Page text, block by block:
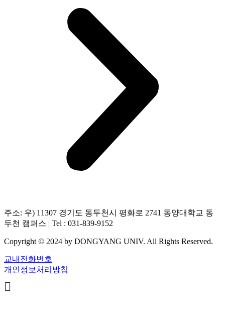
주소: 우) 11307 경기도 동두천시 평화로 2741 동양대학교 동
두천 캠퍼스 | Tel : 031-839-9152
Copyright © 2024 by DONGYANG UNIV. All Rights Reserved.
교내전화번호
개인정보처리방침